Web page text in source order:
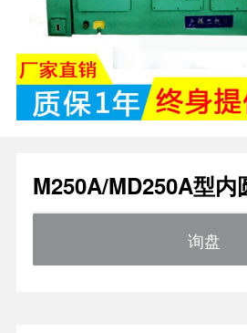
M250A/MD250A型内
询盘